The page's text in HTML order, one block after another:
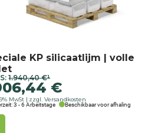
KP silicaatlijm | volle
1.940,40€¹
€
€
€.
MwSt zzgl. Versandkosten
3 - 6 Arbeitstage Beschikbaar voor afhaling